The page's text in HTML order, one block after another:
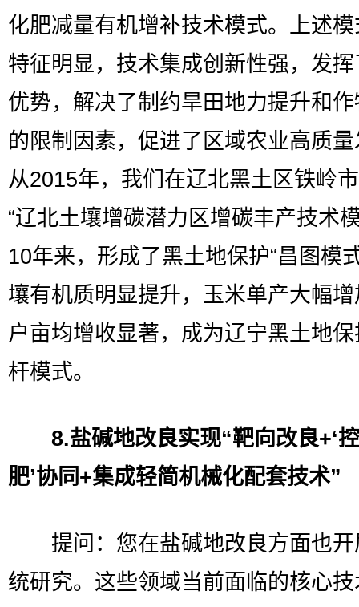
化肥减量有机增补技术模式。上述
特征明显，技术集成创新性强，发
优势，解决了制约旱田地力提升和
的限制因素，促进了区域农业高质
从2015年，我们在辽北黑土区铁岭
“辽北土壤增碳潜力区增碳丰产技术
10年来，形成了黑土地保护“昌图模
壤有机质明显提升，玉米单产大幅
户亩均增收显著，成为辽宁黑土地
杆模式。
8.盐碱地改良实现“靶向改良+‘
肥’协同+集成轻简机械化配套技术”
提问：您在盐碱地改良方面也开
统研究。这些领域当前面临的核心